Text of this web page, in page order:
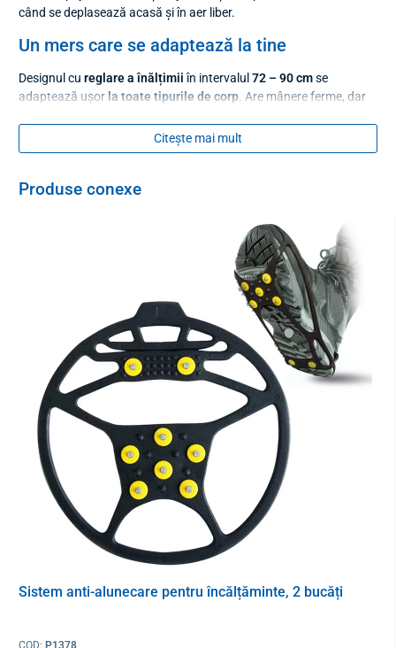
când se deplasează acasă și în aer liber.
Un mers care se adaptează la tine
Designul cu reglare a înălțimiiîn intervalul 72 – 90 cmse
adaptează ușor la toate tipurile de corp. Are mânere ferme, dar
picioarelor, care garantează un contact sigur cu podeaua. Acest
model se remarcă, de asemenea, printr-un mecanism unic care vă
moduri, și anume:
cu partea dreaptă și stângă a structurii fără a fi nevoie să
– structura se mișcă simultan înainte ca întreg,
oferind un suport ferm și stabil
Versiune pliabilă ușoară
Cadrul din aluminiu
Citește mai mult
Produse conexe
Sistem anti-alunecare pentru încălțăminte, 2 bucăți
COD: P1378